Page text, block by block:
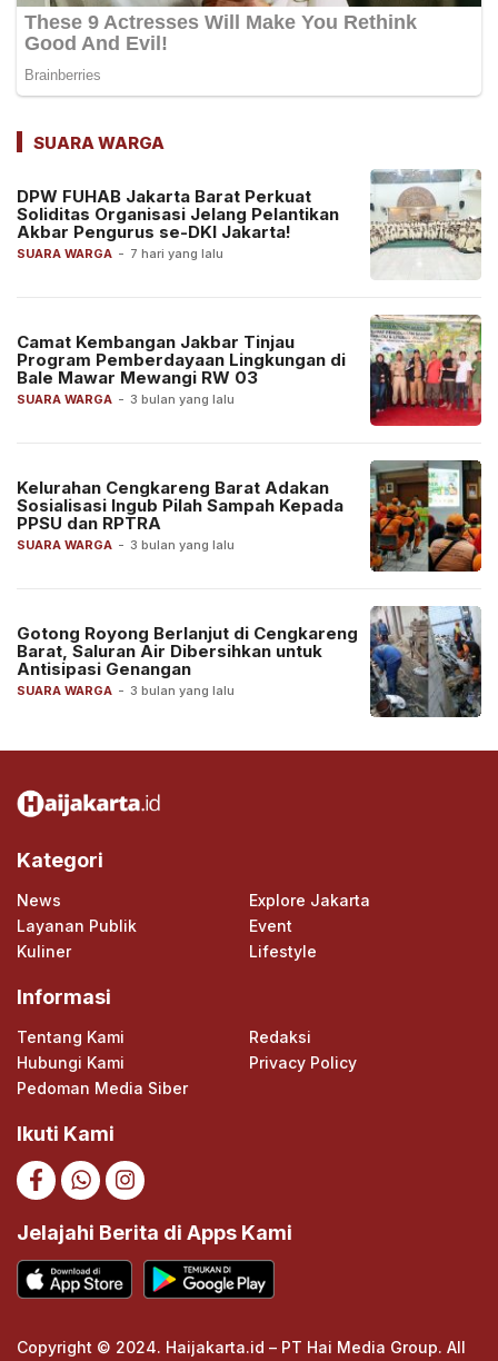
SUARA WARGA
SUARA WARGA - 7 hari yang lalu
DPW FUHAB Jakarta Barat Perkuat
Soliditas Organisasi Jelang Pelantikan
Akbar Pengurus se-DKI Jakarta!
SUARA WARGA - 3 bulan yang lalu
Camat Kembangan Jakbar Tinjau
Program Pemberdayaan Lingkungan di
Bale Mawar Mewangi RW 03
SUARA WARGA - 3 bulan yang lalu
Kelurahan Cengkareng Barat Adakan
Sosialisasi Ingub Pilah Sampah Kepada
PPSU dan RPTRA
SUARA WARGA - 3 bulan yang lalu
Gotong Royong Berlanjut di Cengkareng
Barat, Saluran Air Dibersihkan untuk
Antisipasi Genangan
Kategori
News
Explore Jakarta
Layanan Publik
Event
Kuliner
Lifestyle
Informasi
Tentang Kami
Redaksi
Hubungi Kami
Privacy Policy
Pedoman Media Siber
Ikuti Kami
Jelajahi Berita di Apps Kami
Copyright © 2024. Haijakarta.id – PT Hai Media Group. All